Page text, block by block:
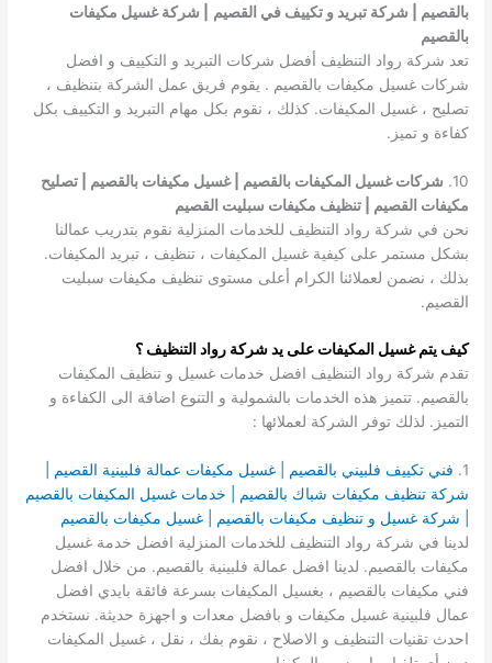
بالقصيم | شركة تبريد و تكييف في القصيم
| شركة غسيل مكيفات
بالقصيم
تعد شركة رواد التنظيف أفضل شركات التبريد و التكييف و افضل
شركات غسيل مكيفات بالقصيم . يقوم فريق عمل الشركة بتنظيف ،
تصليح ، غسيل المكيفات. كذلك ، نقوم بكل مهام التبريد و التكييف بكل
كفاءة و تميز.
10.
شركات غسيل المكيفات بالقصيم | غسيل مكيفات بالقصيم | تصليح
مكيفات القصيم | تنظيف مكيفات سبليت القصيم
نحن في شركة رواد التنظيف للخدمات المنزلية نقوم بتدريب عمالنا
بشكل مستمر على كيفية غسيل المكيفات ، تنظيف ، تبريد المكيفات.
بذلك ، نضمن لعملائنا الكرام أعلى مستوى تنظيف مكيفات سبليت
القصيم.
كيف يتم غسيل المكيفات على يد شركة رواد التنظيف ؟
تقدم شركة رواد التنظيف افضل خدمات غسيل و تنظيف المكيفات
بالقصيم. تتميز هذه الخدمات بالشمولية و التنوع اضافة الى الكفاءة و
التميز. لذلك توفر الشركة لعملائها :
1.
فني تكييف فلبيني بالقصيم | غسيل مكيفات عمالة فلبينية القصيم |
شركة تنظيف مكيفات شباك بالقصيم | خدمات غسيل المكيفات بالقصيم
| شركة غسيل و تنظيف مكيفات بالقصيم | غسيل مكيفات بالقصيم
لدينا في شركة رواد التنظيف للخدمات المنزلية افضل خدمة غسيل
مكيفات بالقصيم. لدينا افضل عمالة فلبينية بالقصيم. من خلال افضل
فني مكيفات بالقصيم ، بغسيل المكيفات بسرعة فائقة بايدي افضل
عمال فلبينية غسيل مكيفات و بافضل معدات و اجهزة حديثة. نستخدم
احدث تقنيات التنظيف و الاصلاح ، نقوم بفك ، نقل ، غسيل المكيفات